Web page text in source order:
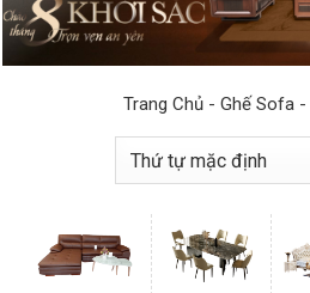
Trang Chủ - Ghế Sofa -